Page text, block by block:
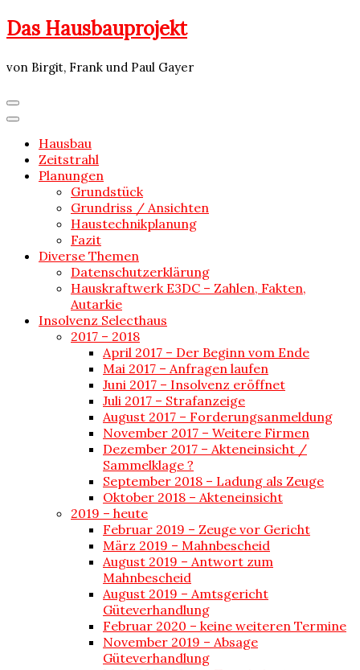
Skip
to
Das Hausbauprojekt
von Birgit, Frank und Paul Gayer
Hausbau
Zeitstrahl
Planungen
Grundstück
Grundriss / Ansichten
Haustechnikplanung
Fazit
Diverse Themen
Datenschutzerklärung
Hauskraftwerk E3DC – Zahlen, Fakten,
Autarkie
Insolvenz Selecthaus
2017 – 2018
April 2017 – Der Beginn vom Ende
Mai 2017 – Anfragen laufen
Juni 2017 – Insolvenz eröffnet
Juli 2017 – Strafanzeige
August 2017 – Forderungsanmeldung
November 2017 – Weitere Firmen
Dezember 2017 – Akteneinsicht /
Sammelklage ?
September 2018 – Ladung als Zeuge
Oktober 2018 – Akteneinsicht
2019 – heute
Februar 2019 – Zeuge vor Gericht
März 2019 – Mahnbescheid
August 2019 – Antwort zum
Mahnbescheid
August 2019 – Amtsgericht
Güteverhandlung
Februar 2020 – keine weiteren Termine
November 2019 – Absage
Güteverhandlung